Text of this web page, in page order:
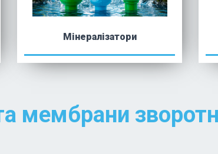
Мінералізатори
мембрани